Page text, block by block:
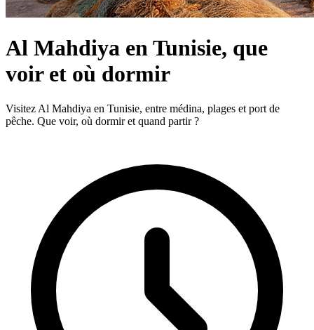
Al Mahdiya en Tunisie, que
voir et où dormir
Visitez Al Mahdiya en Tunisie, entre médina, plages et port de
pêche. Que voir, où dormir et quand partir ?